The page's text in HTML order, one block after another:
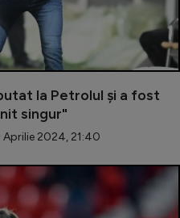
la Petrolul și a fost
singur"
2024, 21:40